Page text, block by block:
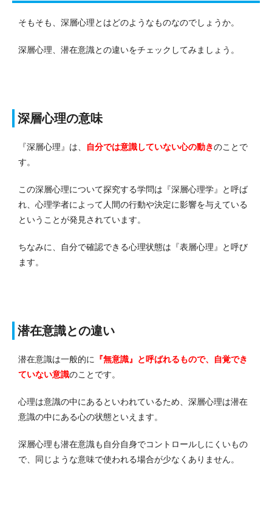
そもそも、深層心理とはどのようなものなのでしょうか。
深層心理、潜在意識との違いをチェックしてみましょう。
深層心理の意味
『深層心理』は、 自分では意識していない心の動きのことで
す。
この深層心理について探究する学問は『深層心理学』と呼ば
れ、心理学者によって人間の行動や決定に影響を与えている
ということが発見されています。
ちなみに、自分で確認できる心理状態は『表層心理』と呼び
ます。
潜在意識との違い
潜在意識は一般的に
『無意識』と呼ばれるもので、自覚でき
ていない意識のことです。
心理は意識の中にあるといわれているため、深層心理は潜在
意識の中にある心の状態といえます。
深層心理も潜在意識も自分自身でコントロールしにくいもの
で、同じような意味で使われる場合が少なくありません。